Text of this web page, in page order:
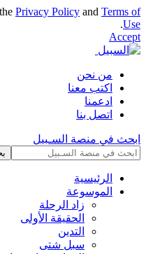
Privacy Policy and Terms of
Use
.
Accept
من نحن
اكتب معنا
ادعمنا
اتصل بنا
ابحث في منصة السـبيل
الرئيسية
الموسوعة
زاد الرحلة
الحقيقة الأولى
التدين
سبل شتى